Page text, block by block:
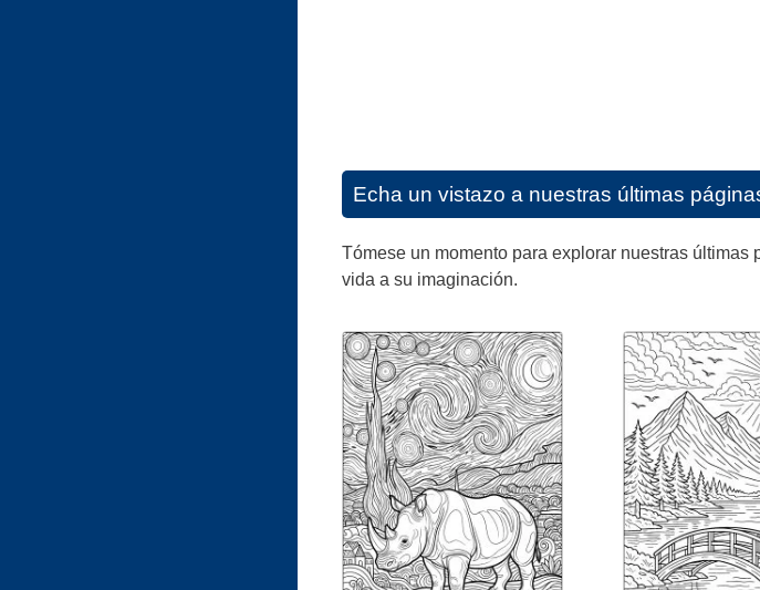
Echa un vistazo a nuestras últimas
Tómese un momento para explorar nuestras
vida a su imaginación.